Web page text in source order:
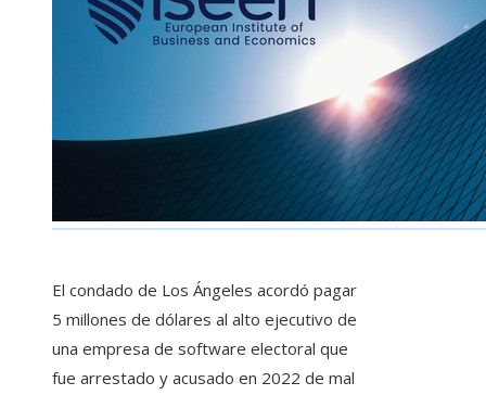
El condado de Los Ángeles acordó pagar
5 millones de dólares al alto ejecutivo de
una empresa de software electoral que
fue arrestado y acusado en 2022 de mal